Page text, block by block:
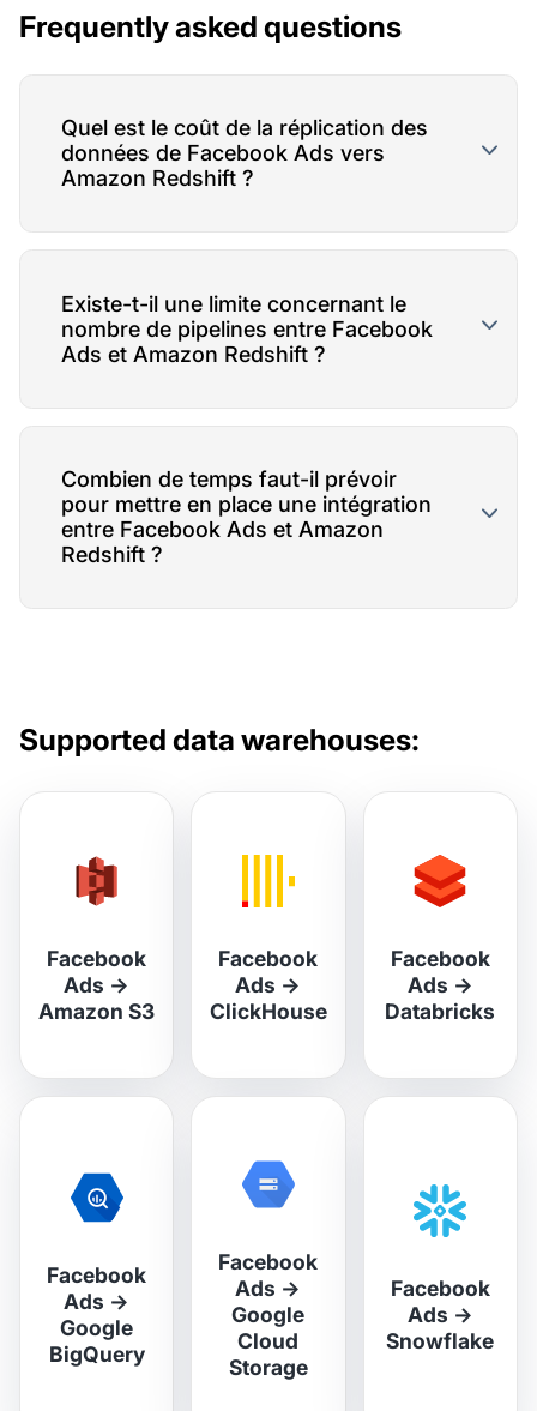
Frequently asked questions
Quel est le coût de la réplication des
données de Facebook Ads vers
Amazon Redshift ?
Existe-t-il une limite concernant le
nombre de pipelines entre Facebook
Ads et Amazon Redshift ?
Combien de temps faut-il prévoir
pour mettre en place une intégration
entre Facebook Ads et Amazon
Redshift ?
Supported data warehouses:
Facebook
Ads →
Amazon S3
Facebook
Ads →
ClickHouse
Facebook
Ads →
Databricks
Facebook
Ads →
Google
BigQuery
Facebook
Ads →
Google
Cloud
Storage
Facebook
Ads →
Snowflake